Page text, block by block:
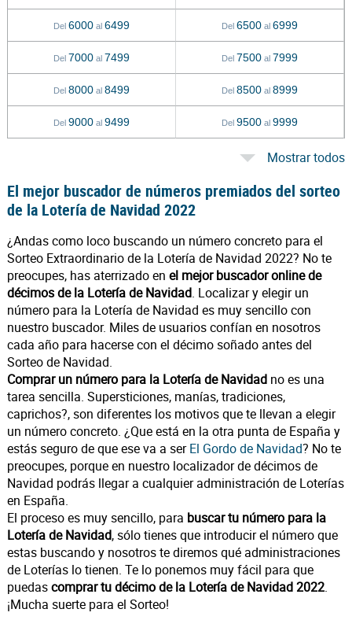
Del 6000al 6499 Del6500 al6999
Del 7000al 7499 Del 7500 al 7999
Del 8000al 8499 Del8500 al8999
Del 9000al 9499 Del9500 al9999
Mostrar todos
El mejor buscador de números premiados del sorteo
de la Lotería de Navidad 2022
¿Andas como loco buscando un número concreto para el
Sorteo Extraordinario de la Lotería de Navidad 2022? No te
preocupes, has aterrizado en el mejor buscador online de
décimos de la Lotería de Navidad. Localizar y elegir un
número para la Lotería de Navidad es muy sencillo con
nuestro buscador. Miles de usuarios confían en nosotros
cada año para hacerse con el décimo soñado antes del
Sorteo de Navidad.
Comprar un número para la Lotería de Navidadno es una
tarea sencilla. Supersticiones, manías, tradiciones,
caprichos?, son diferentes los motivos que te llevan a elegir
un número concreto. ¿Que está en la otra punta de España y
estás seguro de que ese va a serEl Gordo de Navidad? No te
preocupes, porque en nuestro localizador de décimos de
Navidad podrás llegar a cualquier administración de Loterías
en España.
El proceso es muy sencillo, para buscar tu número para la
Lotería de Navidad, sólo tienes que introducir el número que
estas buscando y nosotros te diremos qué administraciones
de Loterías lo tienen. Te lo ponemos muy fácil para que
puedascomprar tu décimo de la Lotería de Navidad 2022.
¡Mucha suerte para el Sorteo!